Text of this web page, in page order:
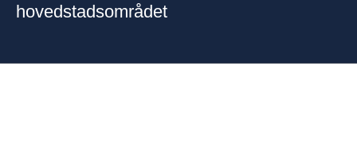
hovedstadsområdet